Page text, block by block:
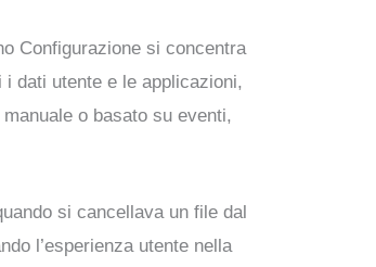
Configurazione si concentra
i dati utente e le applicazioni,
o basato su eventi,
si cancellava un file dal
l’esperienza utente nella